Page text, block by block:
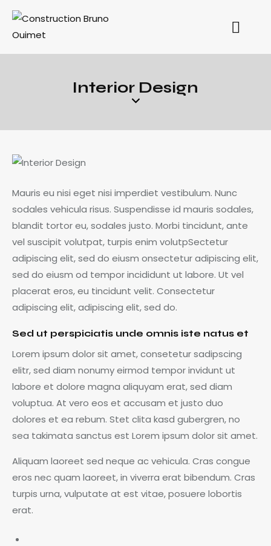
Interior Design
Mauris eu nisi eget nisi imperdiet vestibulum. Nunc
sodales vehicula risus. Suspendisse id mauris sodales,
blandit tortor eu, sodales justo. Morbi tincidunt, ante
vel suscipit volutpat, turpis enim volutpSectetur
adipiscing elit, sed do eiusm onsectetur adipiscing elit,
sed do eiusm od tempor incididunt ut labore. Ut vel
placerat eros, eu tincidunt velit. Consectetur
adipiscing elit, adipiscing elit, sed do.
Sed ut perspiciatis unde omnis iste natus et
Lorem ipsum dolor sit amet, consetetur sadipscing
elitr, sed diam nonumy eirmod tempor invidunt ut
labore et dolore magna aliquyam erat, sed diam
voluptua. At vero eos et accusam et justo duo
dolores et ea rebum. Stet clita kasd gubergren, no
sea takimata sanctus est Lorem ipsum dolor sit amet.
Aliquam laoreet sed neque ac vehicula. Cras congue
eros nec quam laoreet, in viverra erat bibendum. Cras
turpis urna, vulputate at est vitae, posuere lobortis
erat.